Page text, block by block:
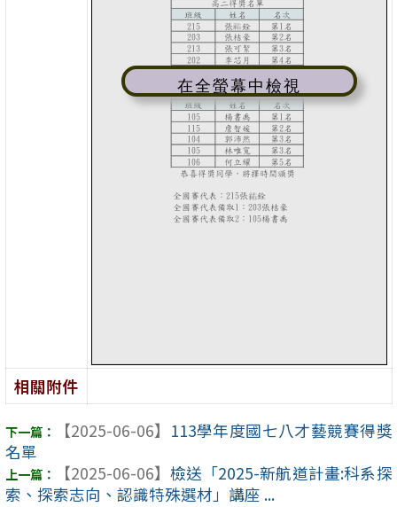
在全螢幕中檢視
相關附件
【2025-06-06】 113學年度國七八才藝競賽得獎
名單
【2025-06-06】 檢送「2025-新航道計畫:科系探
索、探索志向、認識特殊選材」講座 ...